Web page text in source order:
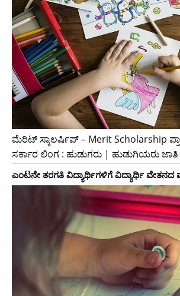
ಮೆರಿಟ್ ಸ್ಕಾಲರ್ಷಿಪ್ – Merit Scholarship
ಸರ್ಕಾರ ಲಿಂಗ : ಹುಡುಗರು | ಹುಡುಗಿಯರು ಜಾತಿ
ಎಂಟನೇ ತರಗತಿ ವಿದ್ಯಾರ್ಥಿಗಳಿಗೆ ವಿದ್ಯಾರ್ಥಿ